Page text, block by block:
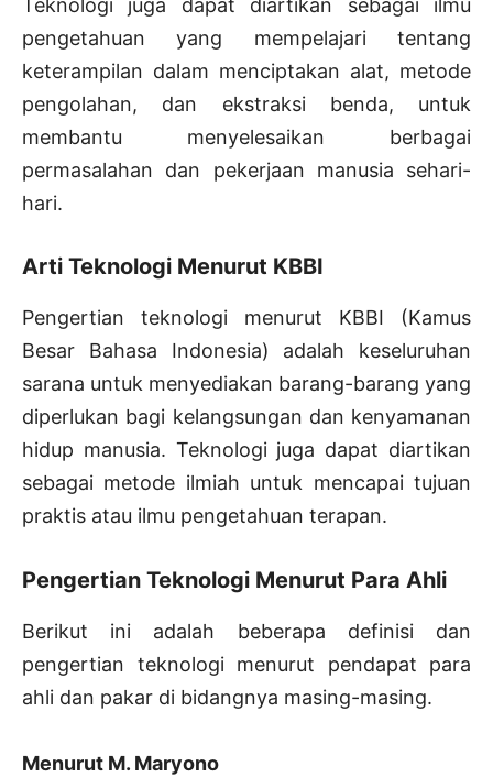
pengetahuan yang mempelajari tentang
keterampilan dalam menciptakan alat, metode
pengolahan, dan ekstraksi benda, untuk
membantu menyelesaikan berbagai
permasalahan dan pekerjaan manusia sehari-
hari.
Arti Teknologi Menurut KBBI
Pengertian teknologi menurut KBBI (Kamus
Besar Bahasa Indonesia) adalah keseluruhan
sarana untuk menyediakan barang-barang yang
diperlukan bagi kelangsungan dan kenyamanan
hidup manusia. Teknologi juga dapat diartikan
sebagai metode ilmiah untuk mencapai tujuan
praktis atau ilmu pengetahuan terapan.
Pengertian Teknologi Menurut Para Ahli
Berikut ini adalah beberapa definisi dan
pengertian teknologi menurut pendapat para
ahli dan pakar di bidangnya masing-masing.
Menurut M. Maryono